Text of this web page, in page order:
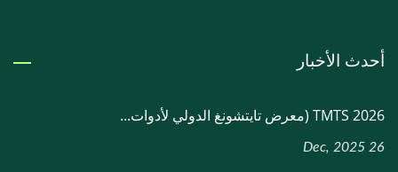
أحدث الأخبار
TMTS 2026 (معرض تايتشونغ الدولي لأدوات...
26 Dec, 2025